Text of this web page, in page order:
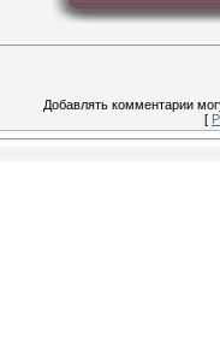
Добавлять комментарии
[